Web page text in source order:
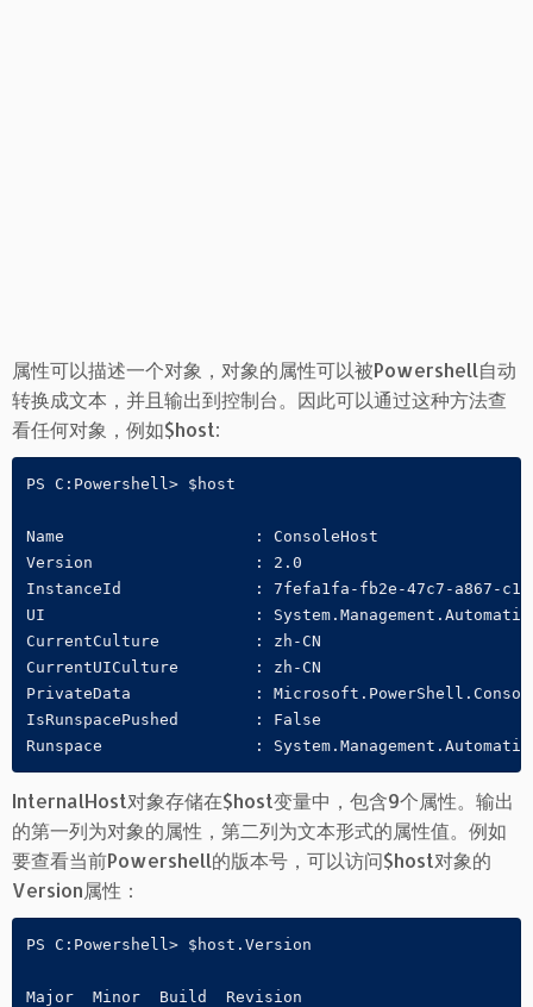
属性可以描述一个对象，对象的属性可以被Powershell自动
转换成文本，并且输出到控制台。因此可以通过这种方法查
看任何对象，例如$host:
PS C:Powershell> $host
Name             	: ConsoleHost
Version          	: 2.0
InstanceId   	        : 7fefa1fa-fb2e-47c7-a867-c13b123da5c2
UI               	: System.Management.Automation.Internal.Host.InternalHostUserInterface
CurrentCulture   	: zh-CN
CurrentUICulture 	: zh-CN
PrivateData      	: Microsoft.PowerShell.ConsoleHost+ConsoleColorProxy
IsRunspacePushed 	: False
Runspace         	:
InternalHost对象存储在$host变量中，包含9个属性。输出
的第一列为对象的属性，第二列为文本形式的属性值。例如
要查看当前Powershell的版本号，可以访问$host对象的
Version属性：
PS C:Powershell> $host.Version
Major  Minor  Build  Revision